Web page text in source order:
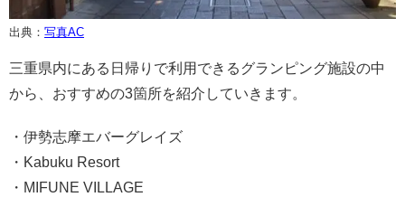
出典： 写真AC
三重県内にある日帰りで利用できるグランピング施設の中
から、おすすめの3箇所を紹介していきます。
・伊勢志摩エバーグレイズ
・Kabuku Resort
・MIFUNE VILLAGE